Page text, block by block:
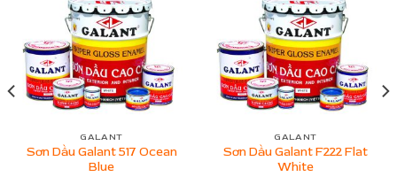
GALANT
Sơn Dầu Galant 517 Ocean
Blue
GALANT
Sơn Dầu Galant F222 Flat
White